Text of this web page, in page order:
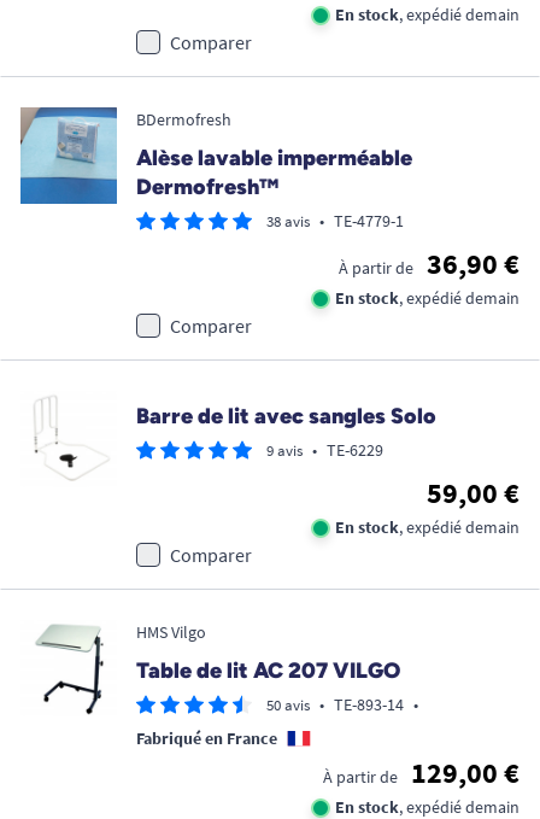
En stock, expédié demain
Comparer
BDermofresh
Alèse lavable imperméable
Dermofresh™
38 avis • TE-4779-1
À partir de 36,90 €
En stock, expédié demain
Comparer
Barre de lit avec sangles Solo
9 avis • TE-6229
59,00 €
En stock, expédié demain
Comparer
HMS Vilgo
Table de lit AC 207 VILGO
50 avis • TE-893-14 •
Fabriqué en France
À partir de
129,00 €
En stock, expédié demain